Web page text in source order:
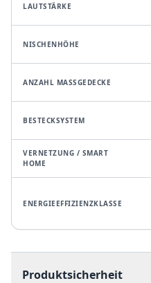
LAUTSTÄRKE
NISCHENHÖHE
ANZAHL MASSGEDECKE
BESTECKSYSTEM
VERNETZUNG / SMART
HOME
ENERGIEEFFIZIENZKLASSE
Produktsicherheit